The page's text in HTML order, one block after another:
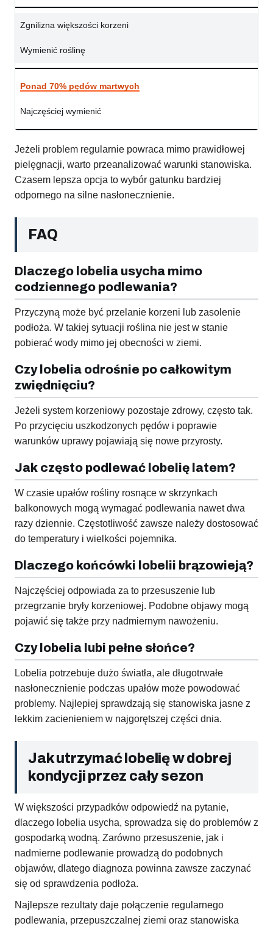
Zgnilizna większości korzeni
Wymienić roślinę
Ponad 70% pędów martwych
Najczęściej wymienić
Jeżeli problem regularnie powraca mimo prawidłowej
pielęgnacji, warto przeanalizować warunki stanowiska.
Czasem lepsza opcja to wybór gatunku bardziej
odpornego na silne nasłonecznienie.
FAQ
Dlaczego lobelia usycha mimo
codziennego podlewania?
Przyczyną może być przelanie korzeni lub zasolenie
podłoża. W takiej sytuacji roślina nie jest w stanie
pobierać wody mimo jej obecności w ziemi.
Czy lobelia odrośnie po całkowitym
zwiędnięciu?
Jeżeli system korzeniowy pozostaje zdrowy, często tak.
Po przycięciu uszkodzonych pędów i poprawie
warunków uprawy pojawiają się nowe przyrosty.
Jak często podlewać lobelię latem?
W czasie upałów rośliny rosnące w skrzynkach
balkonowych mogą wymagać podlewania nawet dwa
razy dziennie. Częstotliwość zawsze należy dostosować
do temperatury i wielkości pojemnika.
Dlaczego końcówki lobelii brązowieją?
Najczęściej odpowiada za to przesuszenie lub
przegrzanie bryły korzeniowej. Podobne objawy mogą
pojawić się także przy nadmiernym nawożeniu.
Czy lobelia lubi pełne słońce?
Lobelia potrzebuje dużo światła, ale długotrwałe
nasłonecznienie podczas upałów może powodować
problemy. Najlepiej sprawdzają się stanowiska jasne z
lekkim zacienieniem w najgorętszej części dnia.
Jak utrzymać lobelię w dobrej
kondycji przez cały sezon
W większości przypadków odpowiedź na pytanie,
dlaczego lobelia usycha, sprowadza się do problemów z
gospodarką wodną. Zarówno przesuszenie, jak i
nadmierne podlewanie prowadzą do podobnych
objawów, dlatego diagnoza powinna zawsze zaczynać
się od sprawdzenia podłoża.
Najlepsze rezultaty daje połączenie regularnego
podlewania, przepuszczalnej ziemi oraz stanowiska